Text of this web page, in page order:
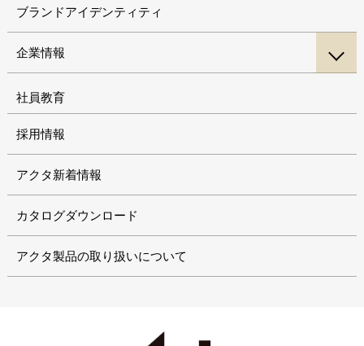
ブランドアイデンティティ
企業情報
社員教育
採用情報
アクタ新着情報
カタログダウンロード
アクタ製品の取り扱いについて